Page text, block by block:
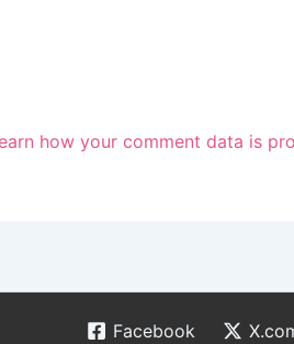
how your comment data is
Facebook